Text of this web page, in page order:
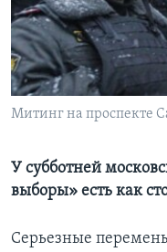
Learning English
СОЦИАЛЬНЫЕ СЕТИ
Языки
Митинг на проспекте
У субботней
выборы» есть как
Серьезные